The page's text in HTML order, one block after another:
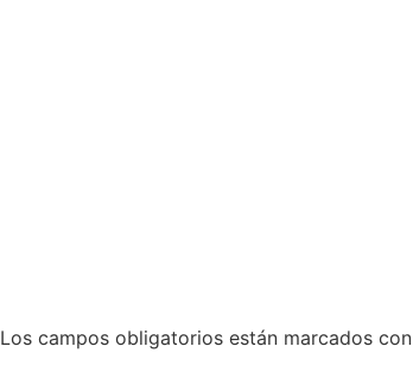
Los campos obligatorios están marcados con